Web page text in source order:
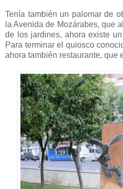
Tenía también un palomar de
la Avenida de Mozárabes, que
de los jardines, ahora existe
Para terminar el quiosco
ahora también restaurante, que